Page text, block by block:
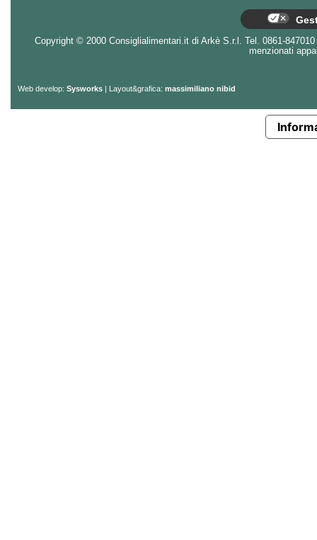
Copyright © 2000 Consiglialimentari.it di Arkè S.r.l. Tel. 0861-
menzionati
Web develop: Sysworks | Layout&grafica: massimiliano nibid